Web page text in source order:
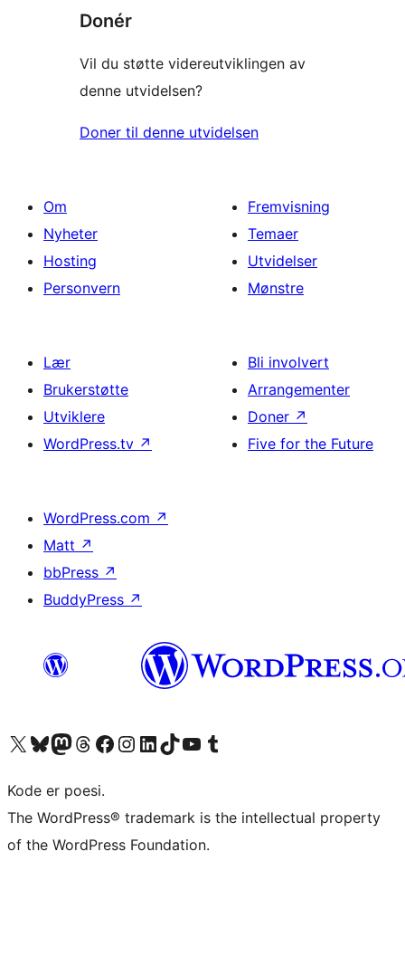
Donér
Vil du støtte videreutviklingen av
denne utvidelsen?
Doner til denne utvidelsen
Om
Nyheter
Hosting
Personvern
Fremvisning
Temaer
Utvidelser
Mønstre
Lær
Brukerstøtte
Utviklere
WordPress.tv ↗
Bli involvert
Arrangementer
Doner ↗
Five for the Future
WordPress.com ↗
Matt ↗
bbPress ↗
BuddyPress ↗
Besøk vår konto på X Visit our Bluesky account
Besøk vår Mastodon-konto
Visit our Threads account
Besøk vår Facebook-sideBesøk vår Instagram-konto
Besøk vår LinkedIn-konto
Visit our TikTok account
Visit our YouTube channel
Visit our Tumblr account
Kode er poesi.
The WordPress® trademark is the intellectual property
of the WordPress Foundation.